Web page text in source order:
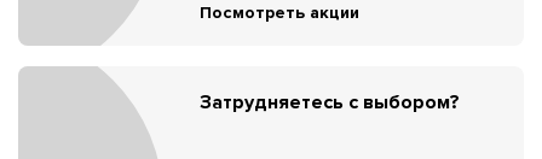
Посмотреть акции
Затрудняетесь с выбором?